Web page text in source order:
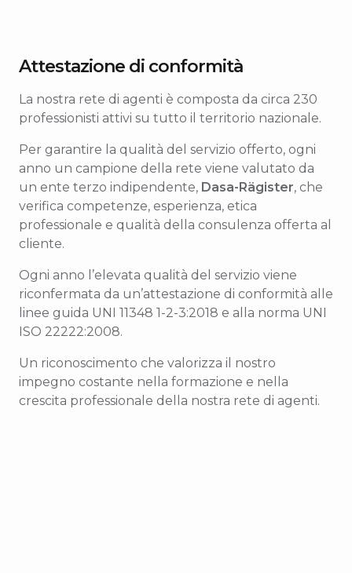
Attestazione di conformità
La nostra rete di agenti è composta da circa 230
professionisti attivi su tutto il territorio nazionale.
Per garantire la qualità del servizio offerto, ogni
anno un campione della rete viene valutato da
un ente terzo indipendente, Dasa-Rägister, che
verifica competenze, esperienza, etica
professionale e qualità della consulenza offerta al
cliente.
Ogni anno l’elevata qualità del servizio viene
riconfermata da un’attestazione di conformità alle
linee guida UNI 11348 1-2-3:2018 e alla norma UNI
ISO 22222:2008.
Un riconoscimento che valorizza il nostro
impegno costante nella formazione e nella
crescita professionale della nostra rete di agenti.